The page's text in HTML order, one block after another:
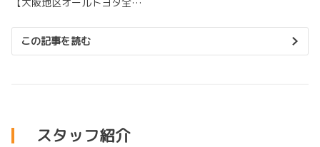
この記事を読む
スタッフ紹介